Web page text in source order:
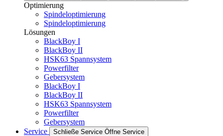
Optimierung
Spindeloptimierung
Spindeloptimierung
Lösungen
BlackBoy I
BlackBoy II
HSK63 Spannsystem
Powerfilter
Gebersystem
BlackBoy I
BlackBoy II
HSK63 Spannsystem
Powerfilter
Gebersystem
Service
Schließe Service Öffne Service